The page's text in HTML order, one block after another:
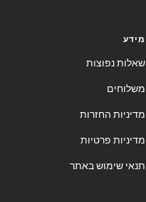
מידע
שאלות נפוצות
משלוחים
מדיניות החזרות
מדיניות פרטיות
תנאי שימוש באתר